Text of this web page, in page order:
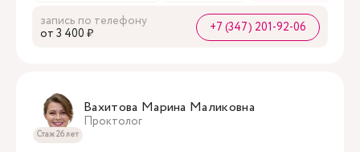
запись по телефону
oт 3 400 ₽
+7 (347) 201-92-06
Стаж 26 лет
Вахитова Марина Маликовна
Проктолог